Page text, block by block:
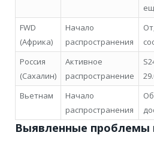
FWD
(Африка)
Начало
распространения
Россия
(Сахалин)
Активное
распространение
Вьетнам
Начало
распространения
Выявленные проблемы